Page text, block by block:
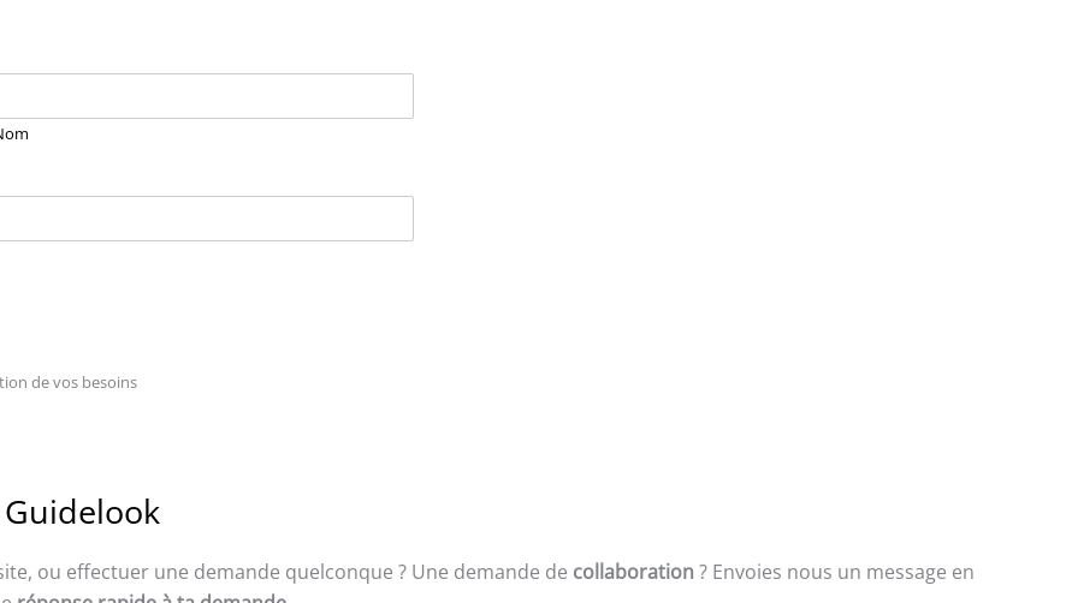
de vos besoins
ou effectuer une demande quelconque ? Une demande de collaboration ? Envoies nous un message en